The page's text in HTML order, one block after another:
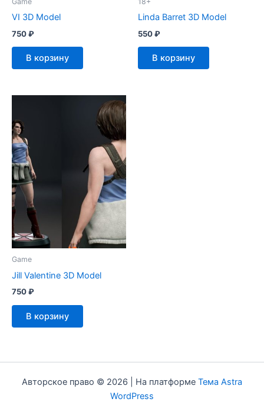
VI 3D Model
750₽
В корзину
Linda Barret 3D Model
550₽
В корзину
Game
Jill Valentine 3D Model
750₽
В корзину
Авторское право © 2026 | На платформе Тема Astra
WordPress